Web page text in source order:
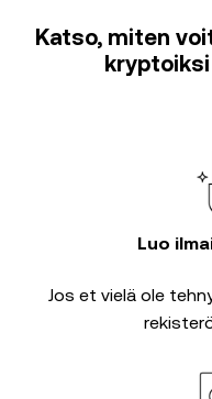
Katso, miten
kryptoiksi
Luo
Jos et vielä ole